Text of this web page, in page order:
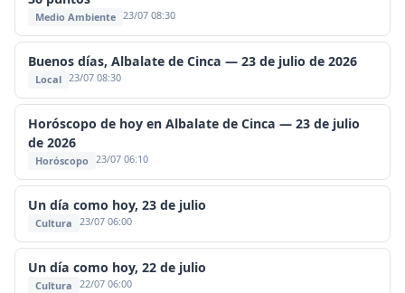
Medio Ambiente 23/07 08:30
Buenos días, Albalate de Cinca — 23 de julio de 2026
Local 23/07 08:30
Horóscopo de hoy en Albalate de Cinca — 23 de julio
de 2026
Horóscopo 23/07 06:10
Un día como hoy, 23 de julio
Cultura 23/07 06:00
Un día como hoy, 22 de julio
Cultura 22/07 06:00